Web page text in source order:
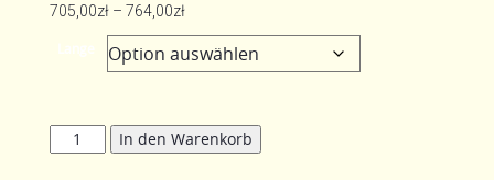
705,00zł – 764,00złPreisspanne:
705,00zł
bis
Profile
Schiebeeinrichtung
In den Warenkorb